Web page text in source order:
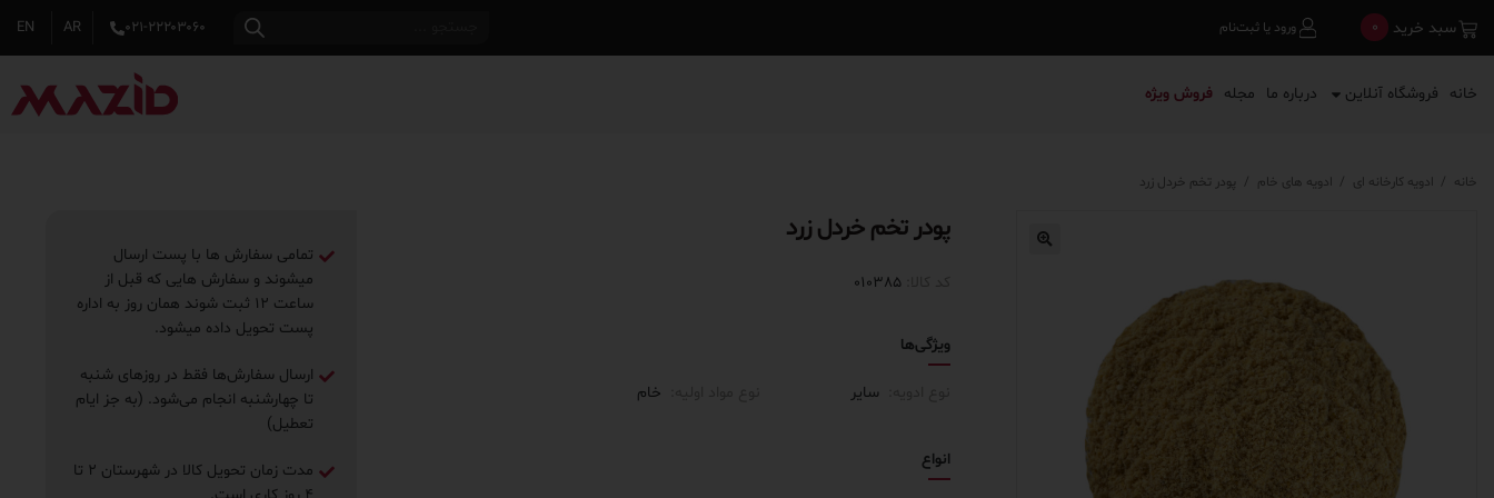
0 سبد خرید ورود یا ثبت‌نام ۰۲۱-۲۲۲۰۳۰۶۰ AR
EN
خانه فروشگاه آنلاین درباره ما مجله فروش ویژه
خانه / ادویه کارخانه ای / ادویه های خام / پودر تخم خردل زرد
پودر تخم خردل زرد
کد کالا:010385
انواع
ویژگی‌ها
سایر خام
تمامی سفارش ها با پست ارسال
میشوند و سفارش هایی که قبل از
ساعت ۱۲ ثبت شوند همان روز به اداره
پست تحویل داده میشود.
ارسال سفارش‌ها فقط در روزهای شنبه
تا چهارشنبه انجام می‌شود. (به جز ایام
تعطیل)
مدت زمان تحویل کالا در شهرستان ۲ تا